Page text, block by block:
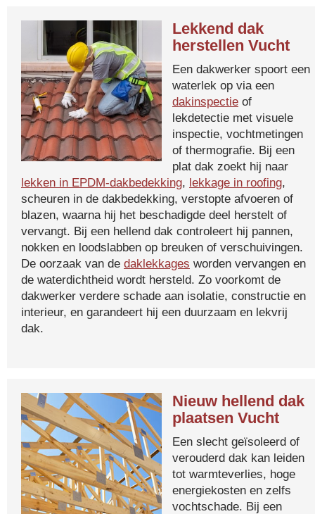
Lekkend dak
herstellen Vucht
Een dakwerker spoort een
waterlek op via een
dakinspectie of
lekdetectie met visuele
inspectie, vochtmetingen
of thermografie. Bij een
plat dak zoekt hij naar
lekken in EPDM-dakbedekking, lekkage in roofing,
scheuren in de dakbedekking, verstopte afvoeren of
blazen, waarna hij het beschadigde deel herstelt of
vervangt. Bij een hellend dak controleert hij pannen,
nokken en loodslabben op breuken of verschuivingen.
De oorzaak van de daklekkages worden vervangen en
de waterdichtheid wordt hersteld. Zo voorkomt de
dakwerker verdere schade aan isolatie, constructie en
interieur, en garandeert hij een duurzaam en lekvrij
dak.
Nieuw hellend dak
plaatsen Vucht
Een slecht geïsoleerd of
verouderd dak kan leiden
tot warmteverlies, hoge
energiekosten en zelfs
vochtschade. Bij een